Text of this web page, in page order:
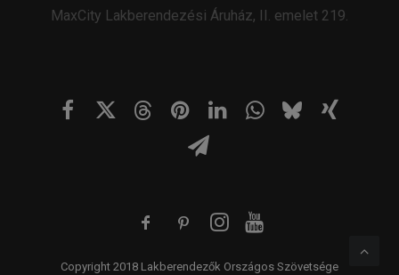
MaxCity Lakberendezési Áruház, II. emelet 219.
Copyright 2018 Lakberendezők Országos Szövetsége